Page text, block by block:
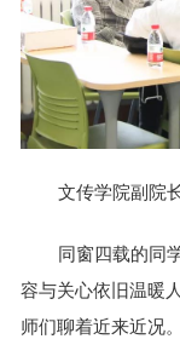
文传学院副院
同窗四载的同
容与关心依旧温暖
师们聊着近来近况